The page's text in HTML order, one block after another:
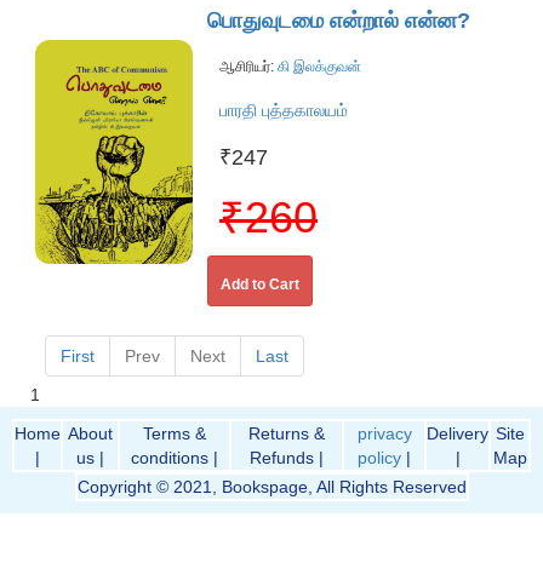
பொதுவுடமை என்றால் என்ன?
ஆசிரியர்: கி இலக்குவன்
பாரதி புத்தகாலயம்
₹247
₹260
Add to Cart
1
First Prev Next Last
Home
|
About
us |
Terms &
conditions |
Returns &
Refunds |
privacy
policy |
Delivery
|
Site
Map
Copyright © 2021, Bookspage, All Rights Reserved